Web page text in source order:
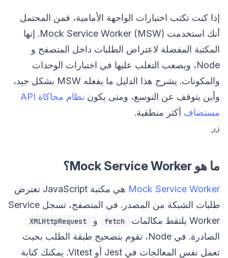
إذا كنت تكتب اختبارات الواجهة الأمامية، فمن المحتمل
أنك استخدمت Mock Service Worker (MSW). إنها
المكتبة المفضلة لاعتراض الطلبات داخل المتصفح و
Node، ويصعب التغلب عليها في اختبارات الوحدات
والمكونات. يشرح هذا الدليل ما يفعله MSW بشكل جيد،
وأين يتوقف عن التوسع، ومتى يكون
نظام محاكاة API
مستضاف أكثر منطقية.
زر
ما هو Mock Service Worker؟
Mock Service Worker
هي مكتبة JavaScript تعترض
طلبات الشبكة من المصدر. في المتصفح، تسجل Service
Worker يلتقط مكالمات
fetch و XMLHttpRequest
الصادرة. في Node، تقوم بتصحيح طبقة الطلب بحيث
تعمل نفس المعالجات في Jest أو Vitest. يمكنك كتابة